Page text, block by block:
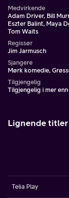
Medvirkende
Adam Driver, Bill
Eszter Balint, Maya
Tom Waits
Regissør
Jim Jarmusch
Sjangere
Mørk komedie,
Tilgjengelig
Tilgjengelig i mer
Lignende titler
Telia Play